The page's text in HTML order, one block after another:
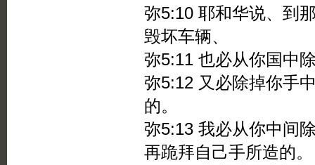
弥5:10 耶和华说、到
毁坏车辆、
弥5:11 也必从你国中
弥5:12 又必除掉你手
的。
弥5:13 我必从你中间
再跪拜自己手所造的。